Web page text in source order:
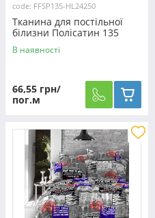
code: FFSP135-HL24250
Тканина для постільної
білизни Полісатин 135
SP135-HL24250 (60м)
В наявності
66,55 грн/
пог.м